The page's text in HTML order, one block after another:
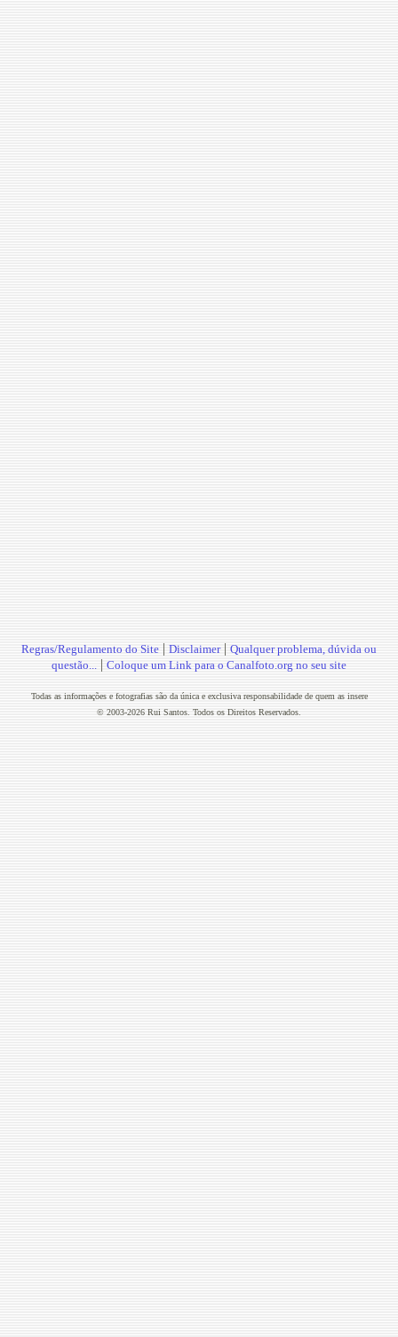
Regras/Regulamento do Site | Disclaimer| Qualquer problema, dúvida ou
questão... | Coloque um Link para o Canalfoto.org no seu site
Todas as informações e fotografias são da única e exclusiva responsabilidade de quem as insere
© 2003-2026 Rui Santos. Todos os Direitos Reservados.